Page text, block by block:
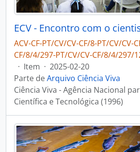
ACV-CF-PT/CV/CV-CF/8-PT/CV/CV-
CF/8/4/297-PT/CV/CV-CF/8/4/297/
· Item · 2025-02-20
Parte deArquivo Ciência Viva
Ciência Viva - Agência Nacional
Científica e Tecnológica (1996)